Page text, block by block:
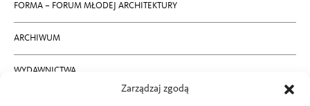
Zarządzaj zgodą
FORMA – FORUM MŁODEJ ARCHITEKTURY
ARCHIWUM
WYDAWNICTWA